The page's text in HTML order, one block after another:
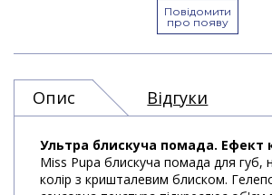
Повідомити
про появу
Опис Відгуки
Ультра блискуча помада.
Miss Pupa блискуча помада для губ,
колір з кришталевим блиском.